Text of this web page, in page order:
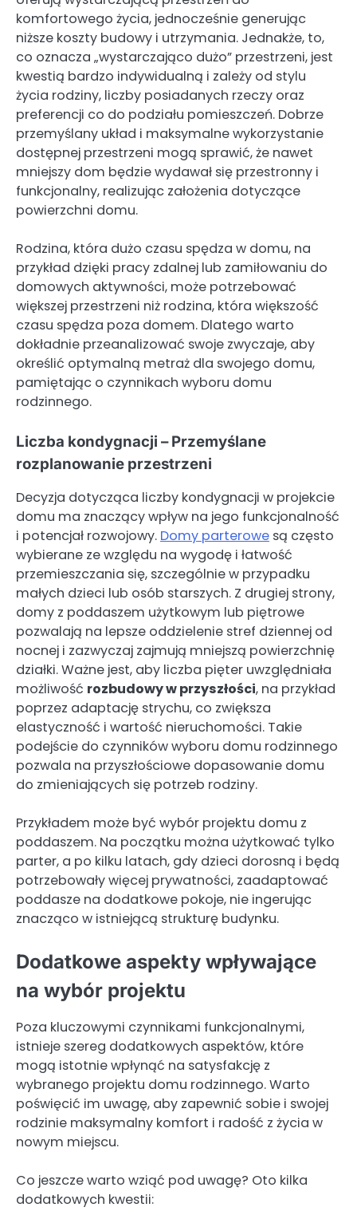
komfortowego życia, jednocześnie generując
niższe koszty budowy i utrzymania. Jednakże, to,
co oznacza „wystarczająco dużo” przestrzeni, jest
kwestią bardzo indywidualną i zależy od stylu
życia rodziny, liczby posiadanych rzeczy oraz
preferencji co do podziału pomieszczeń. Dobrze
przemyślany układ i maksymalne wykorzystanie
dostępnej przestrzeni mogą sprawić, że nawet
mniejszy dom będzie wydawał się przestronny i
funkcjonalny, realizując założenia dotyczące
powierzchni domu.
Rodzina, która dużo czasu spędza w domu, na
przykład dzięki pracy zdalnej lub zamiłowaniu do
domowych aktywności, może potrzebować
większej przestrzeni niż rodzina, która większość
czasu spędza poza domem. Dlatego warto
dokładnie przeanalizować swoje zwyczaje, aby
określić optymalną metraż dla swojego domu,
pamiętając o czynnikach wyboru domu
rodzinnego.
Liczba kondygnacji – Przemyślane
rozplanowanie przestrzeni
Decyzja dotycząca liczby kondygnacji w projekcie
domu ma znaczący wpływ na jego funkcjonalność
i potencjał rozwojowy. Domy parterowe są często
wybierane ze względu na wygodę i łatwość
przemieszczania się, szczególnie w przypadku
małych dzieci lub osób starszych. Z drugiej strony,
domy z poddaszem użytkowym lub piętrowe
pozwalają na lepsze oddzielenie stref dziennej od
nocnej i zazwyczaj zajmują mniejszą powierzchnię
działki. Ważne jest, aby liczba pięter uwzględniała
możliwość rozbudowy w przyszłości, na przykład
poprzez adaptację strychu, co zwiększa
elastyczność i wartość nieruchomości. Takie
podejście do czynników wyboru domu rodzinnego
pozwala na przyszłościowe dopasowanie domu
do zmieniających się potrzeb rodziny.
Przykładem może być wybór projektu domu z
poddaszem. Na początku można użytkować tylko
parter, a po kilku latach, gdy dzieci dorosną i będą
potrzebowały więcej prywatności, zaadaptować
poddasze na dodatkowe pokoje, nie ingerując
znacząco w istniejącą strukturę budynku.
Dodatkowe aspekty wpływające
na wybór projektu
Poza kluczowymi czynnikami funkcjonalnymi,
istnieje szereg dodatkowych aspektów, które
mogą istotnie wpłynąć na satysfakcję z
wybranego projektu domu rodzinnego. Warto
poświęcić im uwagę, aby zapewnić sobie i swojej
rodzinie maksymalny komfort i radość z życia w
nowym miejscu.
Co jeszcze warto wziąć pod uwagę? Oto kilka
dodatkowych kwestii: